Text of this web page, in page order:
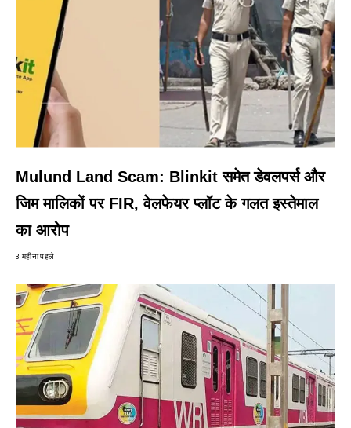
Mulund Land Scam: Blinkit समेत डेवलपर्स और
जिम मालिकों पर FIR, वेलफेयर प्लॉट के गलत इस्तेमाल
का आरोप
3 महीना पहले